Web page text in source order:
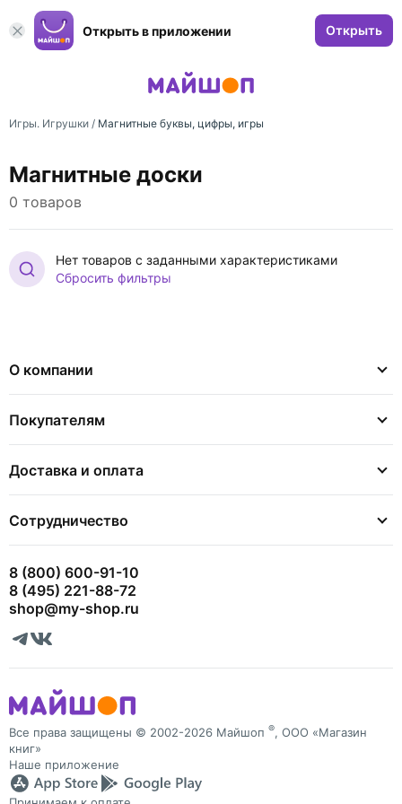
Открыть в приложении Открыть
Игры. Игрушки / Магнитные буквы, цифры, игры
Магнитные доски
0 товаров
Нет товаров с заданными характеристиками
Сбросить фильтры
О компании
Покупателям
Доставка и оплата
Сотрудничество
8 (800) 600-91-10
8 (495) 221-88-72
shop@my-shop.ru
Все права защищены © 2002-2026 Майшоп ®, ООО «Магазин
книг»
Наше приложение